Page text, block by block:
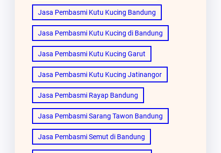
Jasa Pembasmi Kutu Kucing Bandung
Jasa Pembasmi Kutu Kucing di Bandung
Jasa Pembasmi Kutu Kucing Garut
Jasa Pembasmi Kutu Kucing Jatinangor
Jasa Pembasmi Rayap Bandung
Jasa Pembasmi Sarang Tawon Bandung
Jasa Pembasmi Semut di Bandung